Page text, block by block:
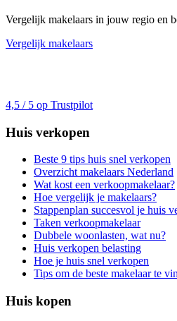
Vergelijk makelaars in jouw regio en
Vergelijk makelaars
4,5 / 5 op Trustpilot
Huis verkopen
Beste 9 tips huis snel verkopen
Overzicht makelaars Nederland
Wat kost een verkoopmakelaar?
Hoe vergelijk je makelaars?
Stappenplan succesvol je huis
Taken verkoopmakelaar
Dubbele woonlasten, wat nu?
Huis verkopen belasting
Hoe je huis snel verkopen
Tips om de beste makelaar te
Huis kopen